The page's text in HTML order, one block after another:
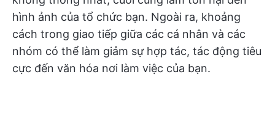
hình ảnh của tổ chức bạn. Ngoài ra, khoảng
cách trong giao tiếp giữa các cá nhân và các
nhóm có thể làm giảm sự hợp tác, tác động tiêu
cực đến văn hóa nơi làm việc của bạn.